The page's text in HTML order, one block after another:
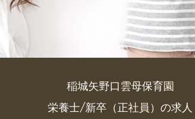
稲城矢野口雲母保育園
栄養士/新卒（正社員）の求人